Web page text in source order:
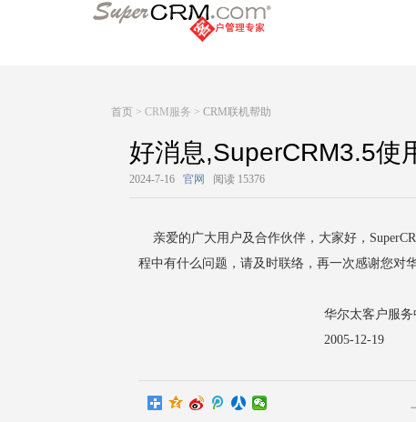
首页 > CRM服务 > CRM联机帮助
好消息,SuperCRM3.5使
2024-7-16 官网 阅读 15376
亲爱的广大用户及合作伙伴，大家好，
程中有什么问题，请及时联络，再一次感谢您对
华尔太客户服务中
2005-12-19